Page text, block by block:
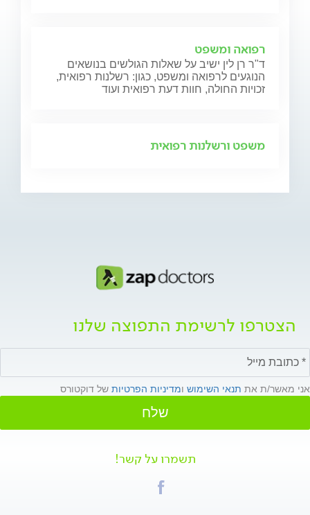
רפואה ומשפט
ד"ר רן לין ישיב על שאלות הגולשים בנושאים
הנוגעים לרפואה ומשפט, כגון: רשלנות רפואית,
זכויות החולה, חוות דעת רפואית ועוד
משפט ורשלנות רפואית
הצטרפו לרשימת התפוצה שלנו
אני מאשר/ת את תנאי השימוש ומדיניות הפרטיות של דוקטורס
שלח
תשמרו על קשר!